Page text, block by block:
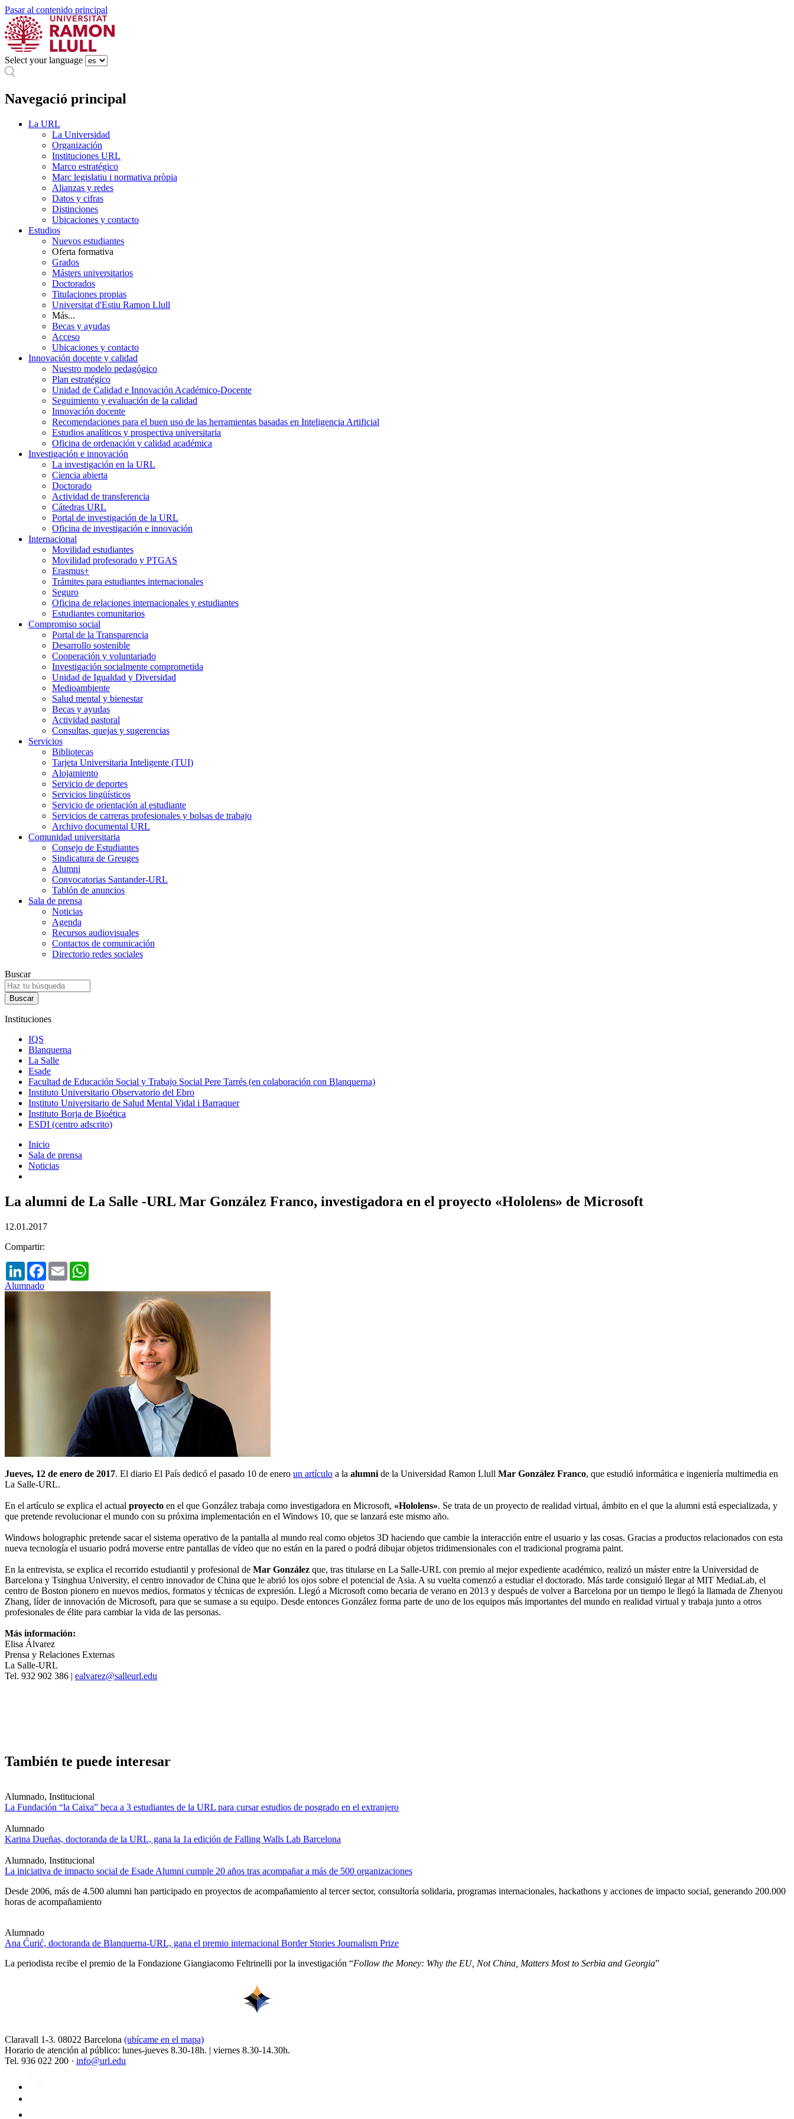
Pasar al contenido principal
Select your language
Navegació principal
La URL
La Universidad
Organización
Instituciones URL
Marco estratégico
Marc legislatiu i normativa pròpia
Alianzas y redes
Datos y cifras
Distinciones
Ubicaciones y contacto
Estudios
Nuevos estudiantes
Oferta formativa
Grados
Másters universitarios
Doctorados
Titulaciones propias
Universitat d'Estiu Ramon Llull
Más...
Becas y ayudas
Acceso
Ubicaciones y contacto
Innovación docente y calidad
Nuestro modelo pedagógico
Plan estratégico
Unidad de Calidad e Innovación Académico-Docente
Seguimiento y evaluación de la calidad
Innovación docente
Recomendaciones para el buen uso de las herramientas basadas en Inteligencia Artificial
Estudios analíticos y prospectiva universitaria
Oficina de ordenación y calidad académica
Investigación e innovación
La investigación en la URL
Ciencia abierta
Doctorado
Actividad de transferencia
Cátedras URL
Portal de investigación de la URL
Oficina de investigación e innovación
Internacional
Movilidad estudiantes
Movilidad profesorado y PTGAS
Erasmus+
Trámites para estudiantes internacionales
Seguro
Oficina de relaciones internacionales y estudiantes
Estudiantes comunitarios
Compromiso social
Portal de la Transparencia
Desarrollo sostenible
Cooperación y voluntariado
Investigación socialmente comprometida
Unidad de Igualdad y Diversidad
Medioambiente
Salud mental y bienestar
Becas y ayudas
Actividad pastoral
Consultas, quejas y sugerencias
Servicios
Bibliotecas
Tarjeta Universitaria Inteligente (TUI)
Alojamiento
Servicio de deportes
Servicios lingüísticos
Servicio de orientación al estudiante
Servicios de carreras profesionales y bolsas de trabajo
Archivo documental URL
Comunidad universitaria
Consejo de Estudiantes
Sindicatura de Greuges
Alumni
Convocatorias Santander-URL
Tablón de anuncios
Sala de prensa
Noticias
Agenda
Recursos audiovisuales
Contactos de comunicación
Directorio redes sociales
Buscar
Instituciones
IQS
Blanquerna
La Salle
Esade
Facultad de Educación Social y Trabajo Social Pere Tarrés (en colaboración con Blanquerna)
Instituto Universitario Observatorio del Ebro
Instituto Universitario de Salud Mental Vidal i Barraquer
Instituto Borja de Bioética
ESDI (centro adscrito)
Inicio
Sala de prensa
Noticias
La alumni de La Salle -URL Mar González Franco, investigadora en el proyecto «Hololens» de Microsoft
12.01.2017
Compartir:
LinkedInFacebook
Email
Alumnado
Jueves, 12 de enero de 2017. El diario El País dedicó el pasado 10 de enero un artículo a la alumni de la Universidad Ramon Llull Mar González Franco, que estudió informática e ingeniería multimedia en
La Salle-URL.
En el artículo se explica el actual proyecto en el que González trabaja como investigadora en Microsoft, «Hololens». Se trata de un proyecto de realidad virtual, ámbito en el que la alumni está especializada, y
que pretende revolucionar el mundo con su próxima implementación en el Windows 10, que se lanzará este mismo año.
Windows holographic pretende sacar el sistema operativo de la pantalla al mundo real como objetos 3D haciendo que cambie la interacción entre el usuario y las cosas. Gracias a productos relacionados con esta
nueva tecnología el usuario podrá moverse entre pantallas de vídeo que no están en la pared o podrá dibujar objetos tridimensionales con el tradicional programa paint.
En la entrevista, se explica el recorrido estudiantil y profesional de Mar González que, tras titularse en La Salle-URL con premio al mejor expediente académico, realizó un máster entre la Universidad de
Barcelona y Tsinghua University, el centro innovador de China que le abrió los ojos sobre el potencial de Asia. A su vuelta comenzó a estudiar el doctorado. Más tarde consiguió llegar al MIT MediaLab, el
centro de Boston pionero en nuevos medios, formatos y técnicas de expresión. Llegó a Microsoft como becaria de verano en 2013 y después de volver a Barcelona por un tiempo le llegó la llamada de Zhenyou
Zhang, líder de innovación de Microsoft, para que se sumase a su equipo. Desde entonces González forma parte de uno de los equipos más importantes del mundo en realidad virtual y trabaja junto a otros
profesionales de élite para cambiar la vida de las personas.
Más información:
Elisa Álvarez
Prensa y Relaciones Externas
La Salle-URL
Tel. 932 902 386 | ealvarez@salleurl.edu
También te puede interesar
Alumnado, Institucional
La Fundación “la Caixa” beca a 3 estudiantes de la URL para cursar estudios de posgrado en el extranjero
Alumnado
Karina Dueñas, doctoranda de la URL, gana la 1a edición de Falling Walls Lab Barcelona
Alumnado, Institucional
La iniciativa de impacto social de Esade Alumni cumple 20 años tras acompañar a más de 500 organizaciones
Desde 2006, más de 4.500 alumni han participado en proyectos de acompañamiento al tercer sector, consultoría solidaria, programas internacionales, hackathons y acciones de impacto social, generando 200.000
horas de acompañamiento
Alumnado
Ana Ćurić, doctoranda de Blanquerna-URL, gana el premio internacional Border Stories Journalism Prize
La periodista recibe el premio de la Fondazione Giangiacomo Feltrinelli por la investigación “Follow the Money: Why the EU, Not China, Matters Most to Serbia and Georgia”
Claravall 1-3. 08022 Barcelona (ubícame en el mapa)
Horario de atención al público: lunes-jueves 8.30-18h. | viernes 8.30-14.30h.
Tel. 936 022 200 · info@url.edu